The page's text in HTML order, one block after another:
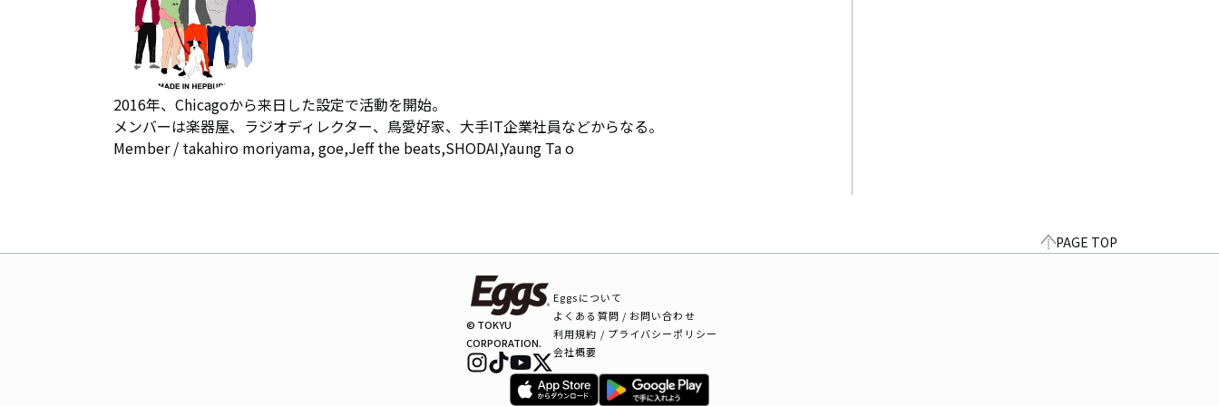
2016年、Chicagoから来日した設定で活動を開始。
メンバーは楽器屋、ラジオディレクター、鳥愛好家、大手IT企業社員などからなる。
Member / takahiro moriyama, goe,Jeff the beats,SHODAI,Yaung Ta o
PAGE TOP
© TOKYU
CORPORATION.
Eggsについて
よくある質問 / お問い合わせ
利用規約 / プライバシーポリシー
会社概要